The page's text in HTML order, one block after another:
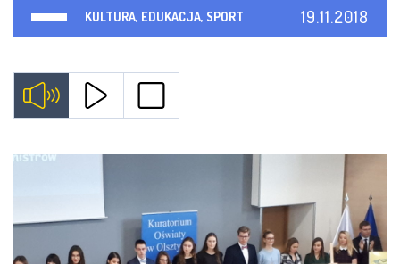
KULTURA, EDUKACJA, SPORT 19.11.2018